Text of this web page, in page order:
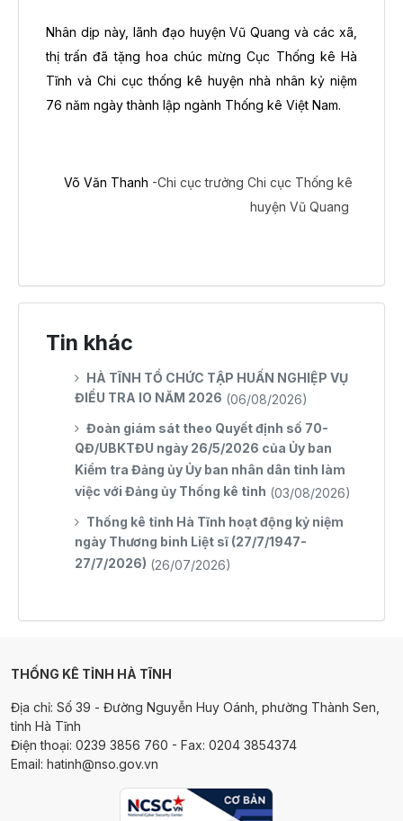
Nhân dịp này, lãnh đạo huyện Vũ Quang và các xã,
thị trấn đã tặng hoa chúc mừng Cục Thống kê Hà
Tĩnh và Chi cục thống kê huyện nhà nhân kỷ niệm
76 năm ngày thành lập ngành Thống kê Việt Nam.
Võ Văn Thanh -Chi cục trưởng Chi cục Thống kê
huyện Vũ Quang
Tin khác
HÀ TĨNH TỔ CHỨC TẬP HUẤN NGHIỆP VỤ
ĐIỀU TRA IO NĂM 2026 (06/08/2026)
Đoàn giám sát theo Quyết định số 70-
QĐ/UBKTĐU ngày 26/5/2026 của Ủy ban
Kiểm tra Đảng ủy Ủy ban nhân dân tỉnh làm
việc với Đảng ủy Thống kê tỉnh (03/08/2026)
Thống kê tỉnh Hà Tĩnh hoạt động kỷ niệm
ngày Thương binh Liệt sĩ (27/7/1947-
27/7/2026) (26/07/2026)
THỐNG KÊ TỈNH HÀ TĨNH
Địa chỉ: Số 39 - Đường Nguyễn Huy Oánh, phường Thành Sen,
tỉnh Hà Tĩnh
Điện thoại: 0239 3856 760 - Fax: 0204 3854374
Email: hatinh@nso.gov.vn